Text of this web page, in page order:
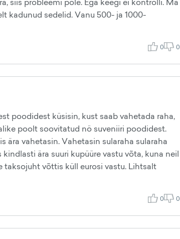
kadunud sedelid. Vanu 500- ja 1000-
0 0
poodidest küsisin, kust saab vahetada raha,
poolt soovitatud nö suveniiri poodidest.
ära vahetasin. Vahetasin sularaha sularaha
ära suuri kupüüre vastu võta, kuna neil
võttis küll eurosi vastu. Lihtsalt
0 0